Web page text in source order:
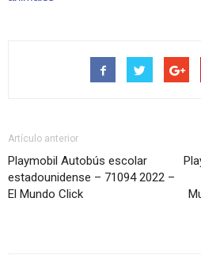
Artículo anterior
Playmobil Autobús escolar
estadounidense – 71094 2022 –
El Mundo Click